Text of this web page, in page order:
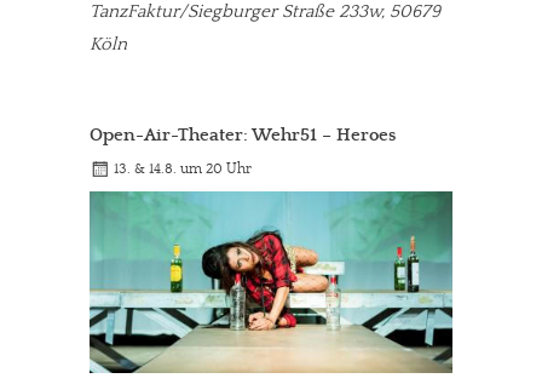
TanzFaktur/Siegburger Straße 233w, 50679
Köln
Open-Air-Theater: Wehr51 – Heroes
13. & 14.8. um 20 Uhr